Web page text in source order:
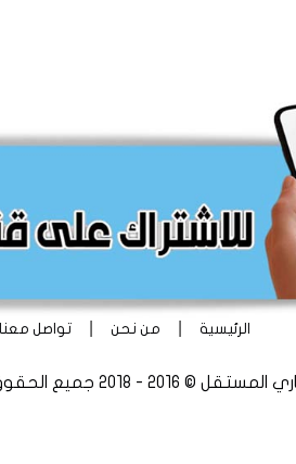
الرئيسية من نحن تواصل معنا
2018 جميع الحقوق محفوظة | تصميم